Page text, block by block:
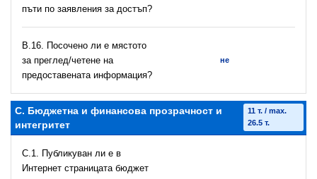
пъти по заявления за достъп?
В.16. Посочено ли е мястото
за преглед/четене на
предоставената информация?
не
C. Бюджетна и финансова прозрачност и
интегритет
11 т. / max.
26.5 т.
C.1. Публикуван ли е в
Интернет страницата бюджет